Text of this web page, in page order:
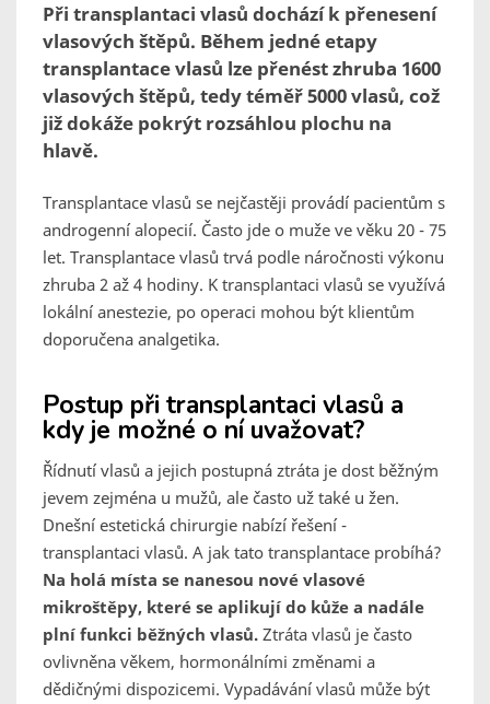
Při transplantaci vlasů dochází k přenesení
vlasových štěpů. Během jedné etapy
transplantace vlasů lze přenést zhruba 1600
vlasových štěpů, tedy téměř 5000 vlasů, což
již dokáže pokrýt rozsáhlou plochu na
hlavě.
Transplantace vlasů se nejčastěji provádí pacientům s
androgenní alopecií. Často jde o muže ve věku 20 - 75
let. Transplantace vlasů trvá podle náročnosti výkonu
zhruba 2 až 4 hodiny. K transplantaci vlasů se využívá
lokální anestezie, po operaci mohou být klientům
doporučena analgetika.
Postup při transplantaci vlasů a
kdy je možné o ní uvažovat?
Řídnutí vlasů a jejich postupná ztráta je dost běžným
jevem zejména u mužů, ale často už také u žen.
Dnešní estetická chirurgie nabízí řešení -
transplantaci vlasů. A jak tato transplantace probíhá?
Na holá místa se nanesou nové vlasové
mikroštěpy, které se aplikují do kůže a nadále
plní funkci běžných vlasů. Ztráta vlasů je často
ovlivněna věkem, hormonálními změnami a
dědičnými dispozicemi. Vypadávání vlasů může být